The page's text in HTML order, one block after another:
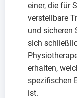
einer, die für
verstellbare
und sicheren
sich
erhalten,
spezifischen
ist.